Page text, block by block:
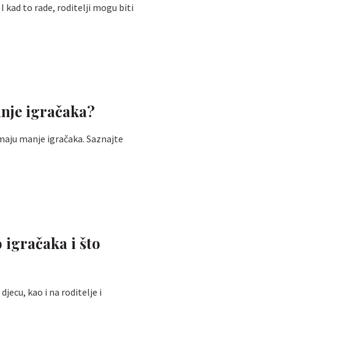
kad to rade, roditelji mogu biti
igračaka?
manje igračaka. Saznajte
igračaka i što
kao i na roditelje i